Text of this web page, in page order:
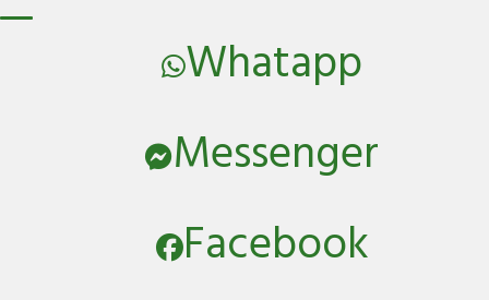
Whatapp
Messenger
Facebook